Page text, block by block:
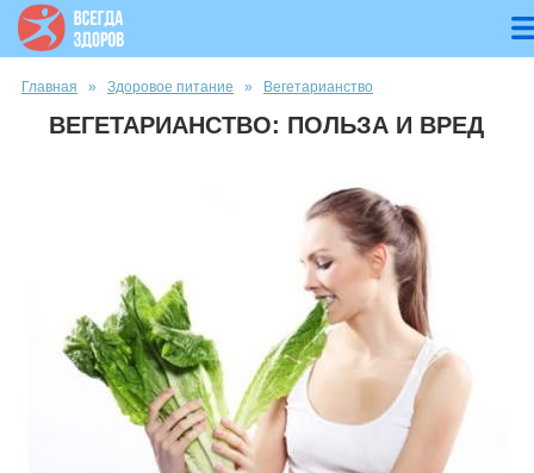
Вы здесь
Главная » Здоровое питание » Вегетарианство
ВЕГЕТАРИАНСТВО: ПОЛЬЗА И ВРЕД